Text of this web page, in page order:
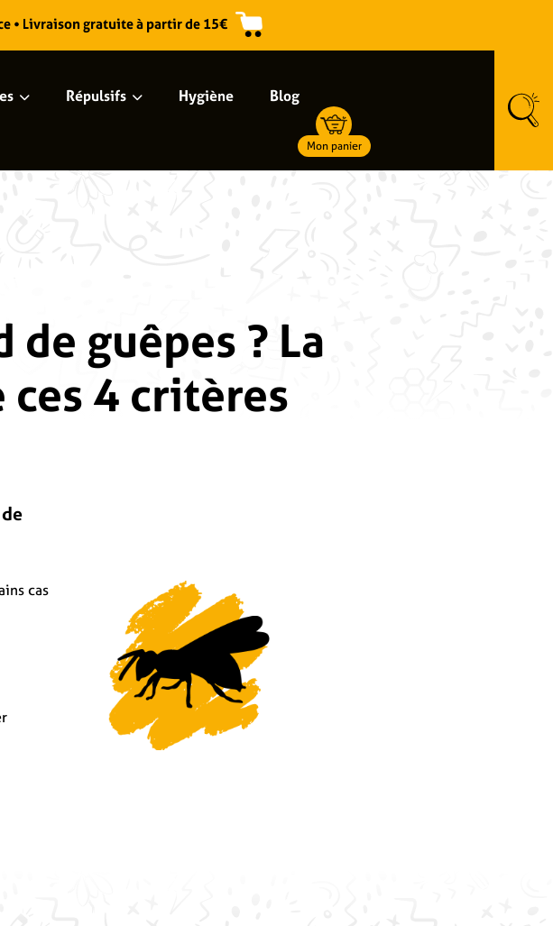
Répulsifs Hygiène Blog
Mon panier
guêpes ? La
4 critères
cas
• Livraison gratuite à partir de 15€